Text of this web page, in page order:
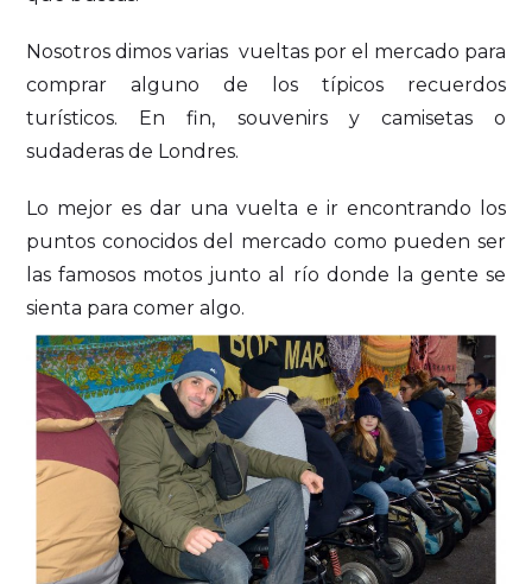
Nosotros dimos varias vueltas por el mercado para
comprar alguno de los típicos recuerdos
turísticos. En fin, souvenirs y camisetas o
sudaderas de Londres.
Lo mejor es dar una vuelta e ir encontrando los
puntos conocidos del mercado como pueden ser
las famosos motos junto al río donde la gente se
sienta para comer algo.